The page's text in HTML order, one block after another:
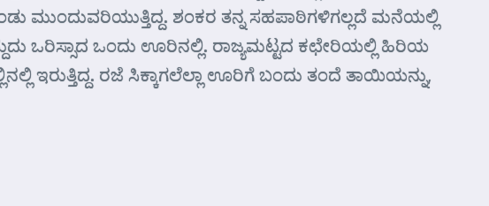
ಮುಂದುವರಿಯುತ್ತಿದ್ದ. ಶಂಕರ ತನ್ನ ಸಹಪಾಠಿಗಳಿಗಲ್ಲದೆ ಮನೆಯಲ್ಲಿ
ಒರಿಸ್ಸಾದ ಒಂದು ಊರಿನಲ್ಲಿ. ರಾಜ್ಯಮಟ್ಟದ ಕಛೇರಿಯಲ್ಲಿ ಹಿರಿಯ
ಇರುತ್ತಿದ್ದ. ರಜೆ ಸಿಕ್ಕಾಗಲೆಲ್ಲಾ ಊರಿಗೆ ಬಂದು ತಂದೆ ತಾಯಿಯನ್ನು,